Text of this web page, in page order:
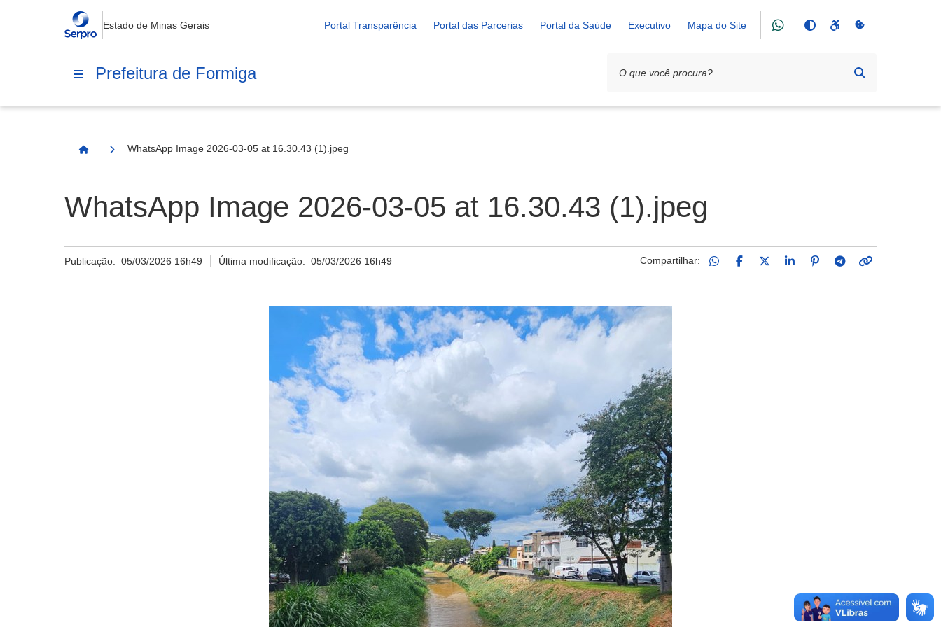
Estado de Minas Gerais Portal Transparência Portal das Parcerias Portal da Saúde Executivo Mapa do Site
Prefeitura de Formiga
Página Inicial
WhatsApp Image 2026-03-05 at 16.30.43 (1).jpeg
WhatsApp Image 2026-03-05 at 16.30.43 (1).jpeg
Publicação: 05/03/2026 16h49 Última modificação:05/03/2026 16h49 Compartilhar: